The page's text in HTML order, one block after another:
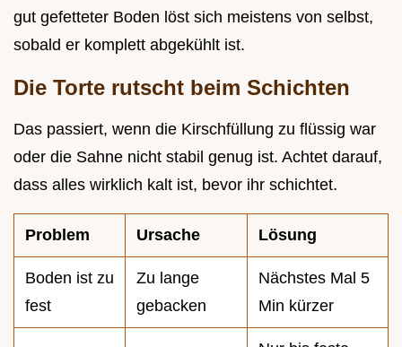
gut gefetteter Boden löst sich meistens von selbst,
sobald er komplett abgekühlt ist.
Die Torte rutscht beim Schichten
Das passiert, wenn die Kirschfüllung zu flüssig war
oder die Sahne nicht stabil genug ist. Achtet darauf,
dass alles wirklich kalt ist, bevor ihr schichtet.
Problem Ursache Lösung
Boden ist zu
fest
Zu lange
gebacken
Nächstes Mal 5
Min kürzer